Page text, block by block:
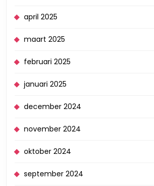
april 2025
maart 2025
februari 2025
januari 2025
december 2024
november 2024
oktober 2024
september 2024